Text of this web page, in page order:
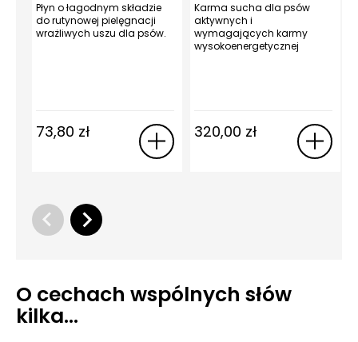
Płyn o łagodnym składzie
do rutynowej pielęgnacji
wrażliwych uszu dla psów.
73,80 zł
Karma sucha dla psów
aktywnych i
wymagających karmy
wysokoenergetycznej
320,00 zł
O cechach wspólnych słów
kilka…